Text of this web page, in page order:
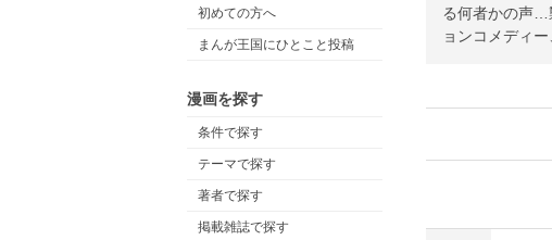
初めての方へ
まんが王国にひとこと投稿
漫画を探す
条件で探す
テーマで探す
著者で探す
掲載雑誌で探す
る何者かの声
ョンコメディー